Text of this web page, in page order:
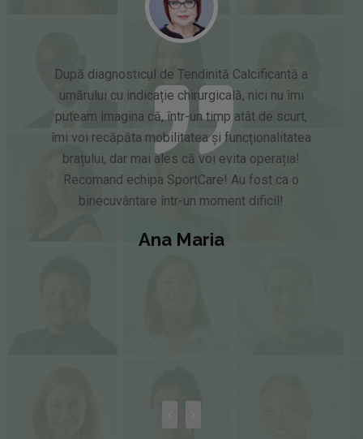
După diagnosticul de Tendinită Calcificantă a
umărului cu indicație chirurgicală, nici nu îmi
puteam imagina că, într-un timp atât de scurt,
îmi voi recăpăta mobilitatea și funcționalitatea
brațului, dar mai ales că voi evita operația!
Recomand echipa SportCare! Au fost ca o
binecuvântare într-un moment dificil!
Ana Maria